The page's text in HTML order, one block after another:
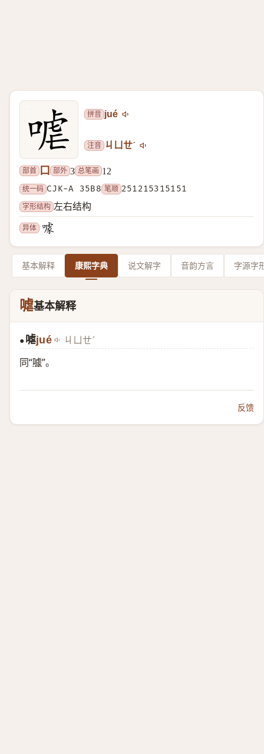
拼音 jué
注音 ㄐㄩㄝˊ
部首 口 部外 3 总笔画 12
统一码 CJK-A 35B8 笔顺 251215315151
字形结构 左右结构
异体
基本解释 康熙字典 说文解字 音韵方言 字源字
㖸基本解释
● 㖸jué ㄐㄩㄝˊ
同“噱”。
反馈